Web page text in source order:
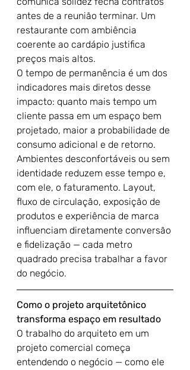
antes de a reunião terminar. Um
restaurante com ambiência
coerente ao cardápio justifica
preços mais altos.
O tempo de permanência é um dos
indicadores mais diretos desse
impacto: quanto mais tempo um
cliente passa em um espaço bem
projetado, maior a probabilidade de
consumo adicional e de retorno.
Ambientes desconfortáveis ou sem
identidade reduzem esse tempo e,
com ele, o faturamento. Layout,
fluxo de circulação, exposição de
produtos e experiência de marca
influenciam diretamente conversão
e fidelização — cada metro
quadrado precisa trabalhar a favor
do negócio.
Como o projeto arquitetônico
transforma espaço em resultado
O trabalho do arquiteto em um
projeto comercial começa
entendendo o negócio — como ele